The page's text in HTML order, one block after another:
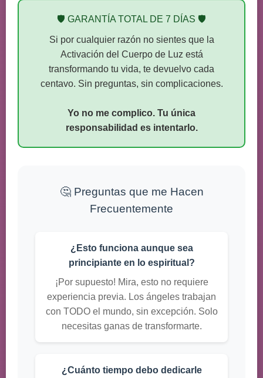
🛡️ GARANTÍA TOTAL DE 7 DÍAS 🛡️
Si por cualquier razón no sientes que la
Activación del Cuerpo de Luz está
transformando tu vida, te devuelvo cada
centavo. Sin preguntas, sin complicaciones.
Yo no me complico. Tu única
responsabilidad es intentarlo.
🤔 Preguntas que me Hacen
Frecuentemente
¿Esto funciona aunque sea
principiante en lo espiritual?
¡Por supuesto! Mira, esto no requiere
experiencia previa. Los ángeles trabajan
con TODO el mundo, sin excepción. Solo
necesitas ganas de transformarte.
¿Cuánto tiempo debo dedicarle